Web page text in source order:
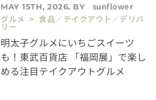
MAY 15TH, 2026. BY
sunflower
グルメ > 食品／テイクアウト／デリバ
リー
明太子グルメにいちごスイーツ
も！東武百貨店 「福岡展」で楽し
める注目テイクアウトグルメ